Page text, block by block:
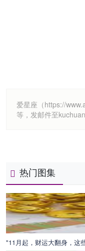
爱星座（https://
等，发邮件至
热门图集
"11月起，财运大翻身，这